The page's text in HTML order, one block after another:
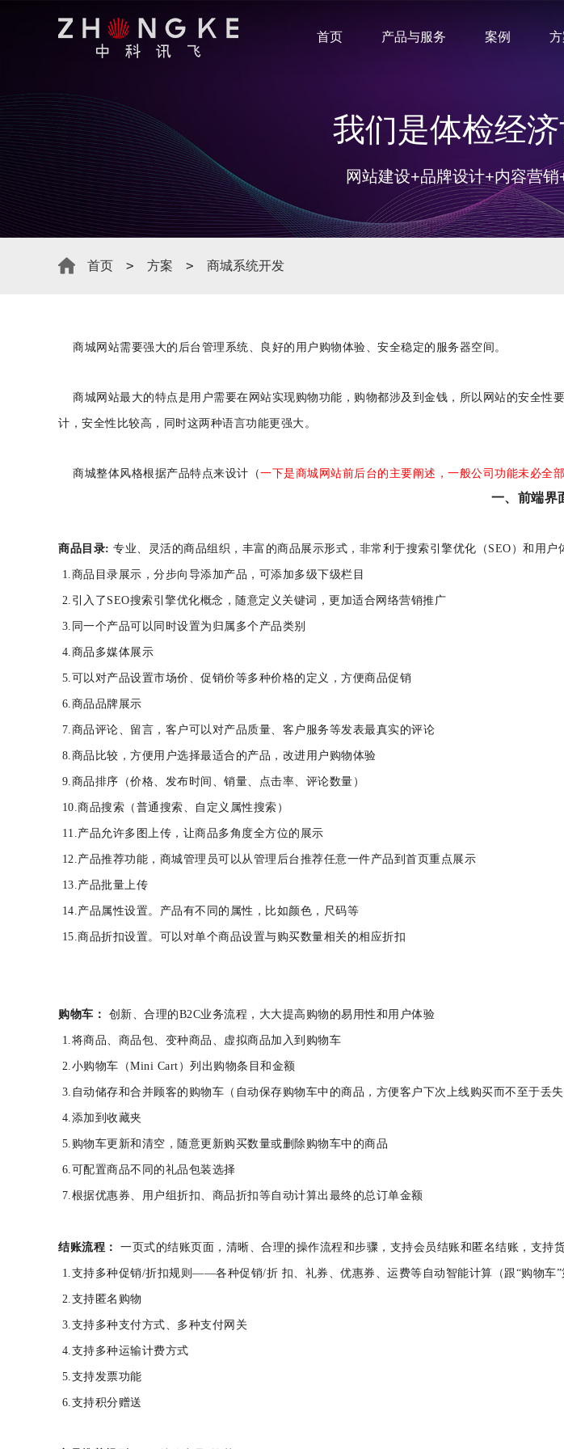
首页 产品与服务 案例
我们是体检经
网站建设+品牌设计+内容营
首页 方案 商城系统开发
商城网站需要强大的后台管理系统、良好的用户购物体验、安全稳定的服务器空间。
商城网站最大的特点是用户需要在网站实现购物功能，购物都涉及到金钱，所以网站的安全性
计，安全性比较高，同时这两种语言功能更强大。
商城整体风格根据产品特点来设计（一下是商城网站前后台的主要阐述，一般公司功能未必全
一、前端界
商品目录: 专业、灵活的商品组织，丰富的商品展示形式，非常利于搜索引擎优化（SEO）和用
1.商品目录展示，分步向导添加产品，可添加多级下级栏目
2.引入了SEO搜索引擎优化概念，随意定义关键词，更加适合网络营销推广
3.同一个产品可以同时设置为归属多个产品类别
4.商品多媒体展示
5.可以对产品设置市场价、促销价等多种价格的定义，方便商品促销
6.商品品牌展示
7.商品评论、留言，客户可以对产品质量、客户服务等发表最真实的评论
8.商品比较，方便用户选择最适合的产品，改进用户购物体验
9.商品排序（价格、发布时间、销量、点击率、评论数量）
10.商品搜索（普通搜索、自定义属性搜索）
11.产品允许多图上传，让商品多角度全方位的展示
12.产品推荐功能，商城管理员可以从管理后台推荐任意一件产品到首页重点展示
13.产品批量上传
14.产品属性设置。产品有不同的属性，比如颜色，尺码等
15.商品折扣设置。可以对单个商品设置与购买数量相关的相应折扣
购物车： 创新、合理的B2C业务流程，大大提高购物的易用性和用户体验
1.将商品、商品包、变种商品、虚拟商品加入到购物车
2.小购物车（Mini Cart）列出购物条目和金额
3.自动储存和合并顾客的购物车（自动保存购物车中的商品，方便客户下次上线购买而不至于
4.添加到收藏夹
5.购物车更新和清空，随意更新购买数量或删除购物车中的商品
6.可配置商品不同的礼品包装选择
7.根据优惠券、用户组折扣、商品折扣等自动计算出最终的总订单金额
结账流程： 一页式的结账页面，清晰、合理的操作流程和步骤，支持会员结账和匿名结账，支
1.支持多种促销/折扣规则——各种促销/折 扣、礼券、优惠券、运费等自动智能计算（跟“购物
2.支持匿名购物
3.支持多种支付方式、多种支付网关
4.支持多种运输计费方式
5.支持发票功能
6.支持积分赠送